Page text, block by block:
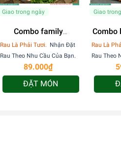
Giao trong ngày
Combo family
89k_002
Rau Là Phải Tươi. Nhận Đặt
Rau Theo Nhu Cầu Của Bạn.
89.000₫
ĐẶT MÓN
Giao
Combo
Rau Là
Rau Theo